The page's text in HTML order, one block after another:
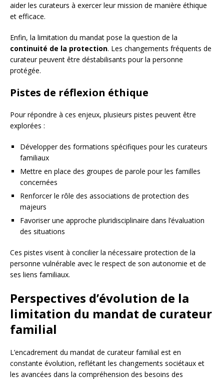
aider les curateurs à exercer leur mission de manière éthique
et efficace.
Enfin, la limitation du mandat pose la question de la
continuité de la protection. Les changements fréquents de
curateur peuvent être déstabilisants pour la personne
protégée.
Pistes de réflexion éthique
Pour répondre à ces enjeux, plusieurs pistes peuvent être
explorées :
Développer des formations spécifiques pour les curateurs
familiaux
Mettre en place des groupes de parole pour les familles
concernées
Renforcer le rôle des associations de protection des
majeurs
Favoriser une approche pluridisciplinaire dans l’évaluation
des situations
Ces pistes visent à concilier la nécessaire protection de la
personne vulnérable avec le respect de son autonomie et de
ses liens familiaux.
Perspectives d’évolution de la
limitation du mandat de curateur
familial
L’encadrement du mandat de curateur familial est en
constante évolution, reflétant les changements sociétaux et
les avancées dans la compréhension des besoins des